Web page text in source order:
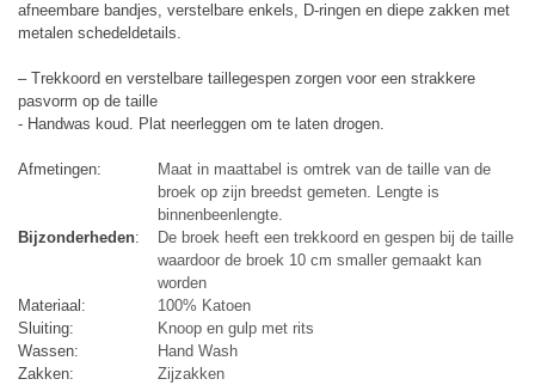
afneembare bandjes, verstelbare enkels, D-ringen en diepe zakken met
metalen schedeldetails.
– Trekkoord en verstelbare taillegespen zorgen voor een strakkere
pasvorm op de taille
- Handwas koud. Plat neerleggen om te laten drogen.
Afmetingen:
Maat in maattabel is omtrek van de taille van de
broek op zijn breedst gemeten. Lengte is
binnenbeenlengte.
Bijzonderheden:
De broek heeft een trekkoord en gespen bij de taille
waardoor de broek 10 cm smaller gemaakt kan
worden
Materiaal:
100% Katoen
Sluiting:
Knoop en gulp met rits
Wassen:
Hand Wash
Zakken:
Zijzakken